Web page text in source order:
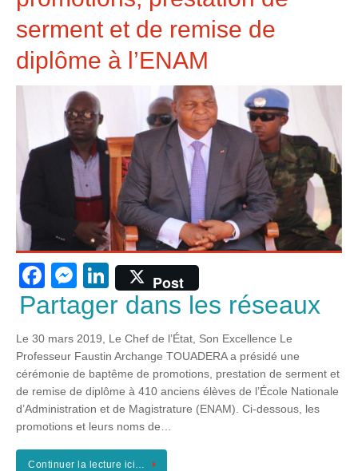
serment et de remise de
diplôme à l’ENAM
F
a
e
b
o
o
k
M
e
ss
e
n
g
er
Li
n
e
dI
n
Post
Partager dans les réseaux
Le 30 mars 2019, Le Chef de l’État, Son Excellence Le
Professeur Faustin Archange TOUADERA a présidé une
cérémonie de baptême de promotions, prestation de serment et
de remise de diplôme à 410 anciens élèves de l’École Nationale
d’Administration et de Magistrature (ENAM). Ci-dessous, les
promotions et leurs noms de…
Continuer la lecture ici…